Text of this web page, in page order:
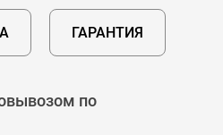
ГАРАНТИЯ
по